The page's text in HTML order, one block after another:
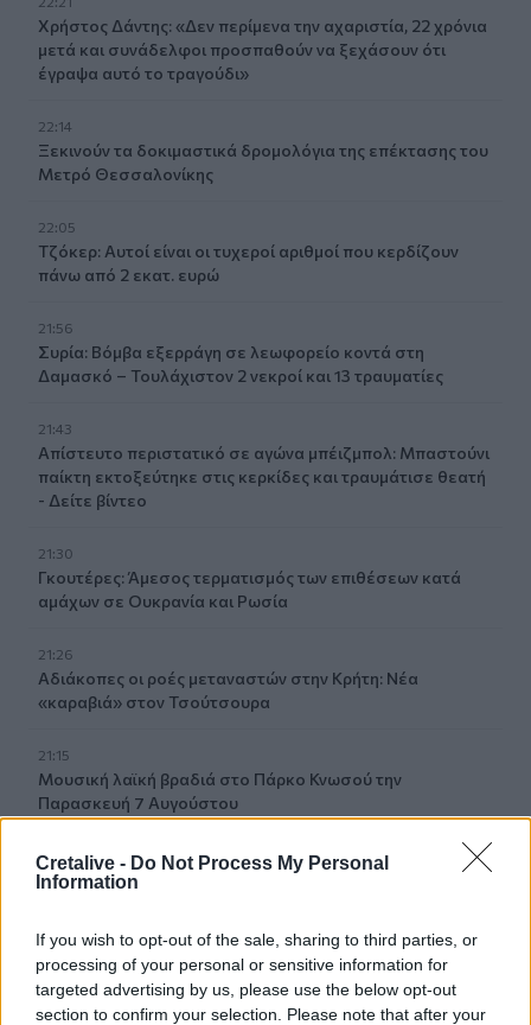
Cretalive - Do Not Process My Personal
Information
If you wish to opt-out of the sale, sharing to third parties, or
processing of your personal or sensitive information for
targeted advertising by us, please use the below opt-out
section to confirm your selection. Please note that after your
Χρήστος Δάντης: «Δεν περίμενα την αχαριστία, 22 χρόνια
μετά και συνάδελφοι προσπαθούν να ξεχάσουν ότι
έγραψα αυτό το τραγούδι»
22:14
Ξεκινούν τα δοκιμαστικά δρομολόγια της επέκτασης του
Μετρό Θεσσαλονίκης
22:05
Τζόκερ: Αυτοί είναι οι τυχεροί αριθμοί που κερδίζουν
πάνω από 2 εκατ. ευρώ
21:56
Συρία: Βόμβα εξερράγη σε λεωφορείο κοντά στη
Δαμασκό – Τουλάχιστον 2 νεκροί και 13 τραυματίες
21:43
Απίστευτο περιστατικό σε αγώνα μπέιζμπολ: Μπαστούνι
παίκτη εκτοξεύτηκε στις κερκίδες και τραυμάτισε θεατή
- Δείτε βίντεο
21:30
Γκουτέρες: Άμεσος τερματισμός των επιθέσεων κατά
αμάχων σε Ουκρανία και Ρωσία
21:26
Αδιάκοπες οι ροές μεταναστών στην Κρήτη: Νέα
«καραβιά» στον Τσούτσουρα
21:15
Μουσική λαϊκή βραδιά στο Πάρκο Κνωσού την
Παρασκευή 7 Αυγούστου
21:14
ΟΦΗ: Μεγάλο προβάδισμα πρόκρισης για την ΤΣΣΚΑ
Καιρός: Βοριάδες και ζέστη την Παρασκευή (07/08) στην
Κρήτη